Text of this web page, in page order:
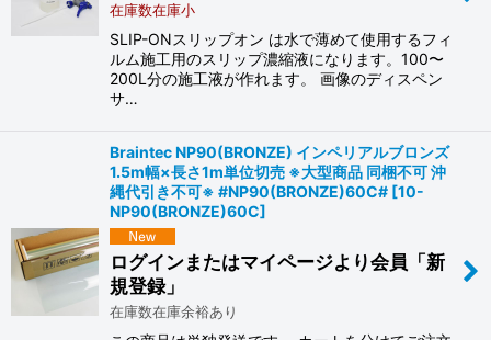
在庫数在庫小
SLIP-ONスリップオン は水で薄めて使用するフィ
ルム施工用のスリップ濃縮液になります。100〜
200L分の施工液が作れます。 画像のディスペン
サ…
Braintec NP90(BRONZE) インペリアルブロンズ
1.5m幅×長さ1m単位切売 ※大型商品 同梱不可 沖
縄代引き不可※ #NP90(BRONZE)60C# [10-
NP90(BRONZE)60C]
ログインまたはマイページより会員「新
規登録」
在庫数在庫余裕あり